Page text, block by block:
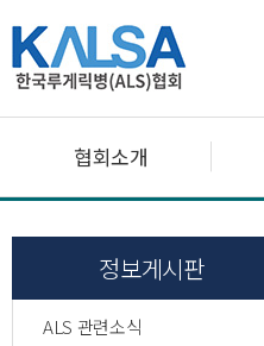
협회소개
정보게시판
ALS 관련소식